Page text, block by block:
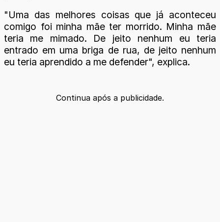
"Uma das melhores coisas que já aconteceu
comigo foi minha mãe ter morrido. Minha mãe
teria me mimado. De jeito nenhum eu teria
entrado em uma briga de rua, de jeito nenhum
eu teria aprendido a me defender", explica.
Continua após a publicidade.